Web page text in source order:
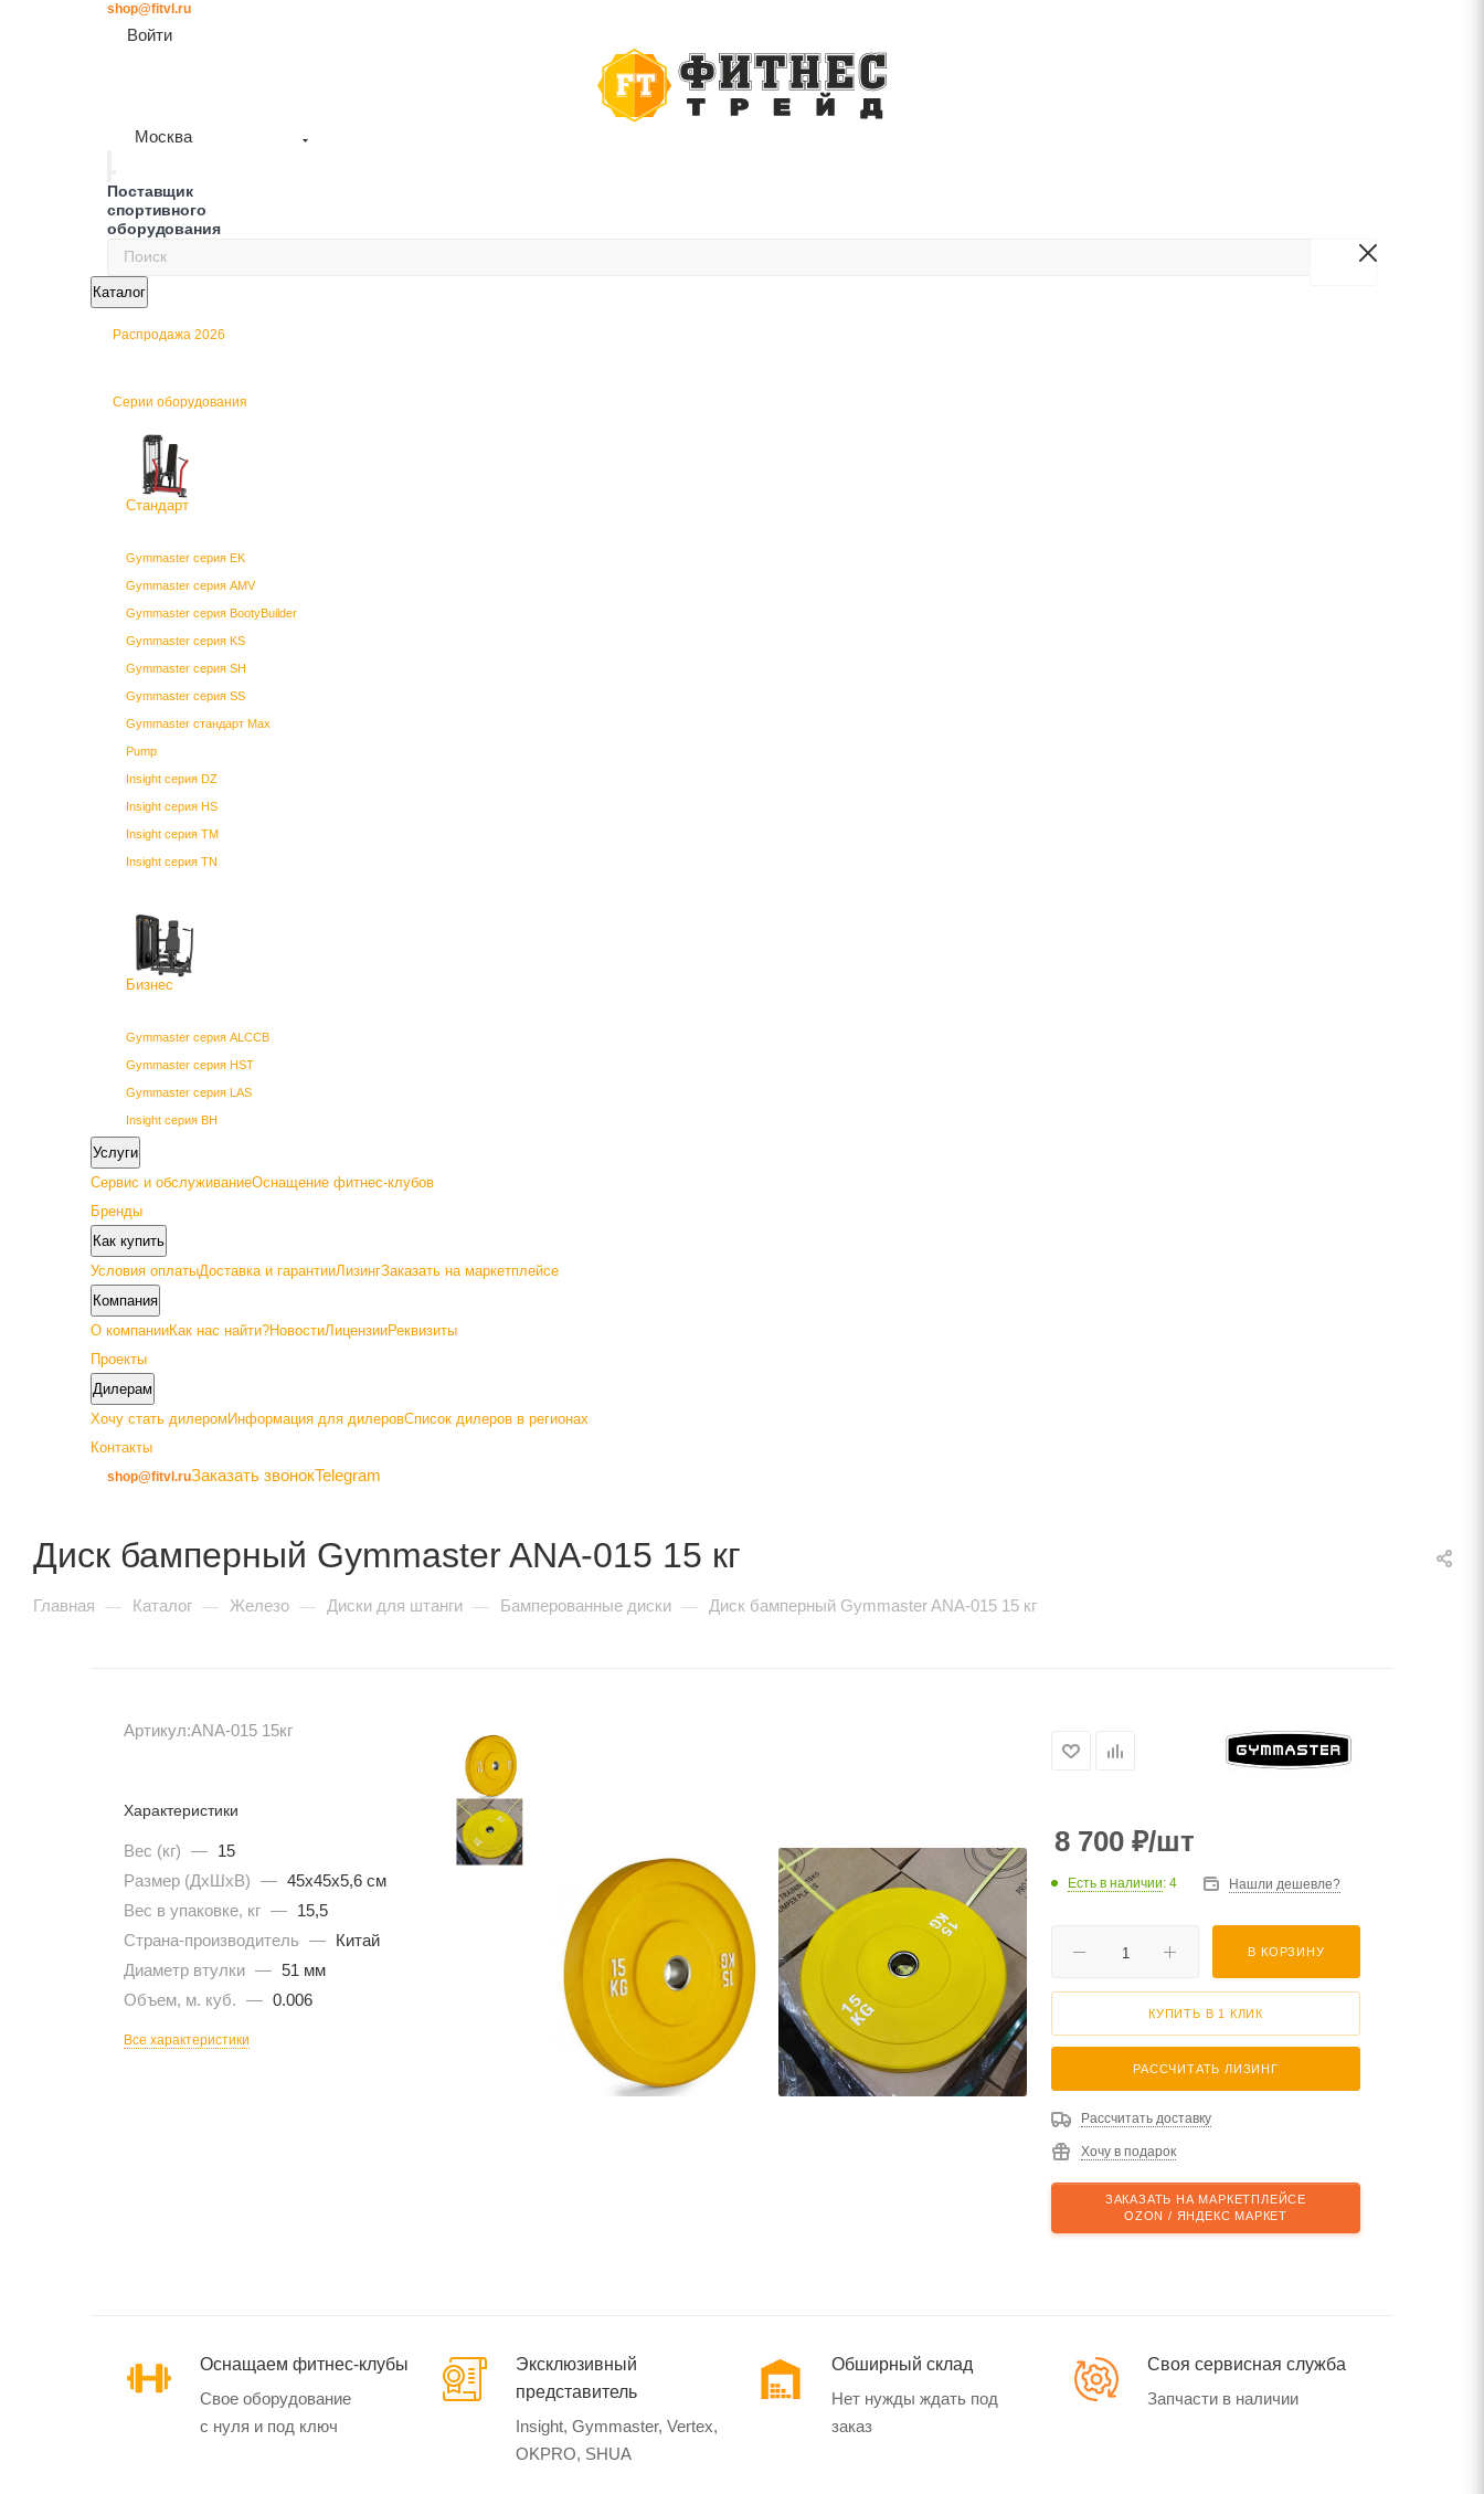
shop@fitvl.ru
Войти
Москва
Поставщик
спортивного
оборудования
Каталог
Распродажа 2026
Серии оборудования
Стандарт
Gymmaster серия EK
Gymmaster серия AMV
Gymmaster серия BootyBuilder
Gymmaster серия KS
Gymmaster серия SH
Gymmaster серия SS
Gymmaster стандарт Max
Pump
Insight серия DZ
Insight серия HS
Insight серия TM
Insight серия TN
Бизнес
Gymmaster серия ALCCB
Gymmaster серия HST
Gymmaster серия LAS
Insight серия BH
Insight серия BL
Insight серия PL
SHUA 68 серия
SHUA 69 серия
Vertex серия GETN
Премиум
SHUA 77 серия
Vertex серия APS
Беговые дорожки
Электрические
Механические
Услуги
Сервис и обслуживаниеОснащение фитнес-клубов
Бренды
Как купить
Условия оплатыДоставка и гарантииЛизингЗаказать на маркетплейсе
Компания
О компанииКак нас найти?НовостиЛицензииРеквизиты
Проекты
Дилерам
Хочу стать дилером Информация для дилеровСписок дилеров в регионах
Контакты
shop@fitvl.ruЗаказать звонокTelegram
Диск бамперный Gymmaster ANA-015 15 кг
Главная — Каталог — Железо — Диски для штанги — Бамперованные диски — Диск бамперный Gymmaster ANA-015 15 кг
Артикул:ANA-015 15кг
Характеристики
Вес (кг) — 15
Размер (ДхШхВ) — 45х45х5,6 см
Вес в упаковке, кг — 15,5
Страна-производитель — Китай
Диаметр втулки — 51 мм
Объем, м. куб. — 0.006
Все характеристики
8 700 ₽/шт
Есть в наличии: 4 Нашли дешевле?
В КОРЗИНУ
КУПИТЬ В 1 КЛИК
РАССЧИТАТЬ ЛИЗИНГ
Рассчитать доставку
Хочу в подарок
ЗАКАЗАТЬ НА МАРКЕТПЛЕЙСЕ
OZON / ЯНДЕКС МАРКЕТ
Оснащаем фитнес-клубы
Свое оборудование
с нуля и под ключ
Эксклюзивный
представитель
Insight, Gymmaster, Vertex,
OKPRO, SHUA
Обширный склад
Нет нужды ждать под
заказ
Своя сервисная служба
Запчасти в наличии